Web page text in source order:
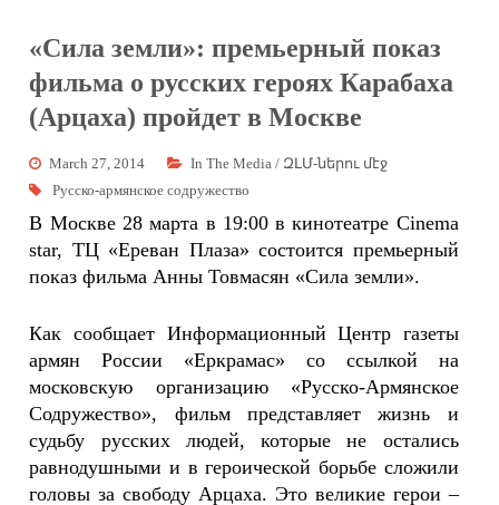
«Сила земли»: премьерный показ
фильма о русских героях Карабаха
(Арцаха) пройдет в Москве
March 27, 2014
In The Media / ԶԼՄ-ներու մէջ
Русско-армянское содружество
В Москве 28 марта в 19:00 в кинотеатре Cinema
star, ТЦ «Ереван Плаза» состоится премьерный
показ фильма Анны Товмасян «Сила земли».
Как сообщает Информационный Центр газеты
армян России «Еркрамас» со ссылкой на
московскую организацию «Русско-Армянское
Содружество», фильм представляет жизнь и
судьбу русских людей, которые не остались
равнодушными и в героической борьбе сложили
головы за свободу Арцаха. Это великие герои –